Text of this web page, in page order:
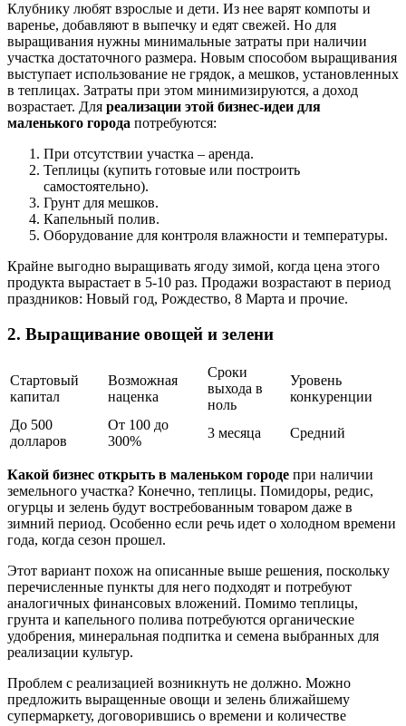
Клубнику любят взрослые и дети. Из нее варят компоты и
варенье, добавляют в выпечку и едят свежей. Но для
выращивания нужны минимальные затраты при наличии
участка достаточного размера. Новым способом выращивания
выступает использование не грядок, а мешков, установленных
в теплицах. Затраты при этом минимизируются, а доход
возрастает. Для реализации этой бизнес-идеи для
маленького города потребуются:
При отсутствии участка – аренда.
Теплицы (купить готовые или построить
самостоятельно).
Грунт для мешков.
Капельный полив.
Оборудование для контроля влажности и температуры.
Крайне выгодно выращивать ягоду зимой, когда цена этого
продукта вырастает в 5-10 раз. Продажи возрастают в период
праздников: Новый год, Рождество, 8 Марта и прочие.
2. Выращивание овощей и зелени
Стартовый
капитал
Возможная
наценка
Сроки
выхода в
ноль
Уровень
конкуренции
До 500
долларов
От 100 до
300%
3 месяца Средний
Какой бизнес открыть в маленьком городе при наличии
земельного участка? Конечно, теплицы. Помидоры, редис,
огурцы и зелень будут востребованным товаром даже в
зимний период. Особенно если речь идет о холодном времени
года, когда сезон прошел.
Этот вариант похож на описанные выше решения, поскольку
перечисленные пункты для него подходят и потребуют
аналогичных финансовых вложений. Помимо теплицы,
грунта и капельного полива потребуются органические
удобрения, минеральная подпитка и семена выбранных для
реализации культур.
Проблем с реализацией возникнуть не должно. Можно
предложить выращенные овощи и зелень ближайшему
супермаркету, договорившись о времени и количестве